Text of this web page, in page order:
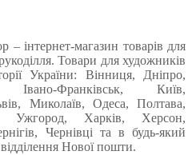
магазин товарів для
Товари для художників
України: Вінниця, Дніпро,
Франківськ, Київ,
Миколаїв, Одеса, Полтава,
Ужгород, Харків, Херсон,
Чернівці та в будь-який
Нової пошти.